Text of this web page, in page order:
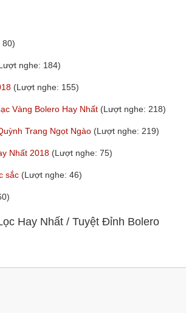
80)
nghe: 184)
(Lượt nghe: 155)
Vàng Bolero Hay Nhất (Lượt nghe: 218)
Trang Ngọt Ngào (Lượt nghe: 219)
Nhất 2018 (Lượt nghe: 75)
sắc (Lượt nghe: 46)
Hay Nhất / Tuyệt Đỉnh Bolero